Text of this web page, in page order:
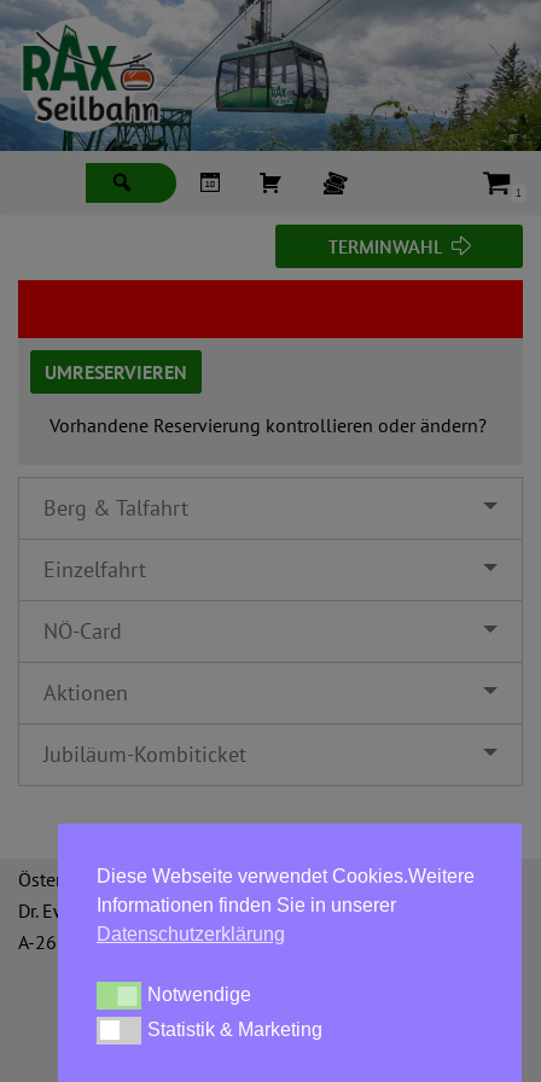
Zum
Inhalt
springen
1
I
W
TERMINWAHL
UMRESERVIEREN
Vorhandene Reservierung kontrollieren oder ändern?
Berg & Talfahrt
Einzelfahrt
NÖ-Card
Aktionen
Jubiläum-Kombiticket
Österreichische Bergbahnen GmbH
Dr. Ewald Bing-Straße 3
A-2651 Reichenau an der Rax
Datenschutzerklärung AGBs
Diese Webseite verwendet Cookies.Weitere
Informationen finden Sie in unserer
Datenschutzerklärung
Notwendige
Notwendige
Statistik & Marketing
Statistik & Marketing